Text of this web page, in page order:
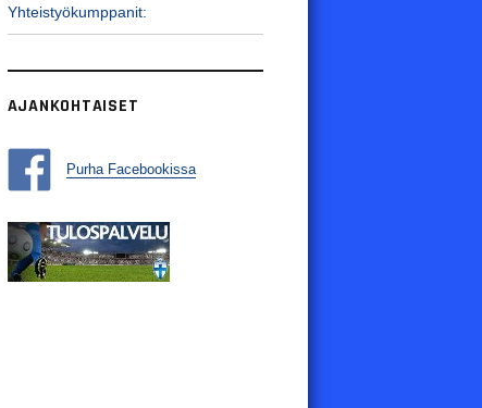
Yhteistyökumppanit:
AJANKOHTAISET
Purha Facebookissa